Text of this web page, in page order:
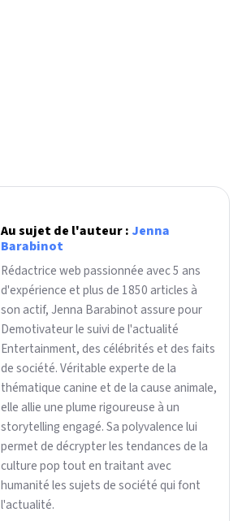
Au sujet de l'auteur : Jenna
Barabinot
Rédactrice web passionnée avec 5 ans
d'expérience et plus de 1850 articles à
son actif, Jenna Barabinot assure pour
Demotivateur le suivi de l'actualité
Entertainment, des célébrités et des faits
de société. Véritable experte de la
thématique canine et de la cause animale,
elle allie une plume rigoureuse à un
storytelling engagé. Sa polyvalence lui
permet de décrypter les tendances de la
culture pop tout en traitant avec
humanité les sujets de société qui font
l'actualité.